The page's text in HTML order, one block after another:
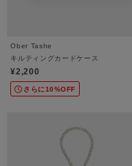
Ober Tashe
キルティングカードケース
¥2,200
さらに10%OFF